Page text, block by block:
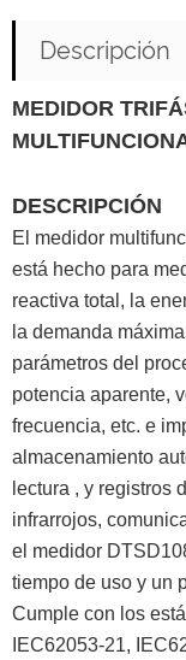
Descripción
MEDIDOR
DESCRIPCIÓN
El medidor
está hecho para
reactiva total, la
la demanda
parámetros del
potencia aparente,
frecuencia, etc. e
almacenamiento
lectura , y registros
infrarrojos,
el medidor
tiempo de uso y un
Cumple con los
IEC62053-21,